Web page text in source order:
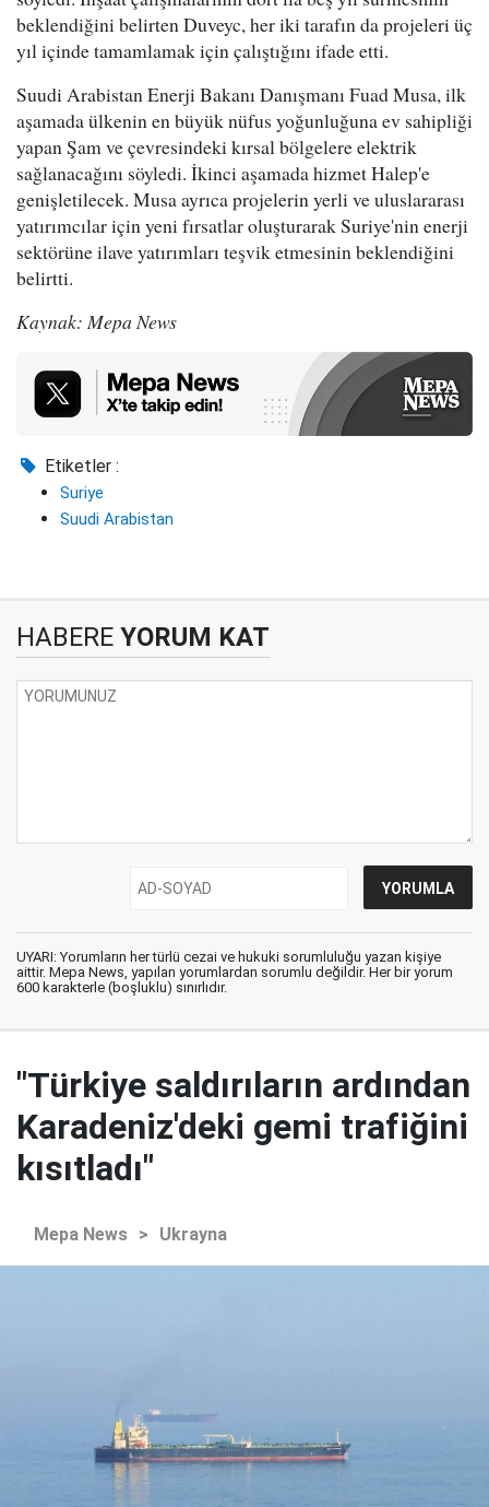
beklendiğini belirten Duveyc, her iki tarafın da projeleri üç
yıl içinde tamamlamak için çalıştığını ifade etti.
Suudi Arabistan Enerji Bakanı Danışmanı Fuad Musa, ilk
aşamada ülkenin en büyük nüfus yoğunluğuna ev sahipliği
yapan Şam ve çevresindeki kırsal bölgelere elektrik
sağlanacağını söyledi. İkinci aşamada hizmet Halep'e
genişletilecek. Musa ayrıca projelerin yerli ve uluslararası
yatırımcılar için yeni fırsatlar oluşturarak Suriye'nin enerji
sektörüne ilave yatırımları teşvik etmesinin beklendiğini
belirtti.
Kaynak: Mepa News
Etiketler :
Suriye
Suudi Arabistan
HABERE YORUM KAT
UYARI: Yorumların her türlü cezai ve hukuki sorumluluğu yazan kişiye
aittir. Mepa News, yapılan yorumlardan sorumlu değildir. Her bir yorum
600 karakterle (boşluklu) sınırlıdır.
"Türkiye saldırıların ardından
Karadeniz'deki gemi trafiğini
kısıtladı"
Mepa News > Ukrayna